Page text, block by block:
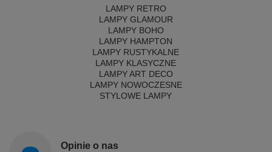
LAMPY RETRO
LAMPY GLAMOUR
LAMPY BOHO
LAMPY HAMPTON
LAMPY RUSTYKALNE
LAMPY KLASYCZNE
LAMPY ART DECO
LAMPY NOWOCZESNE
STYLOWE LAMPY
Opinie o nas